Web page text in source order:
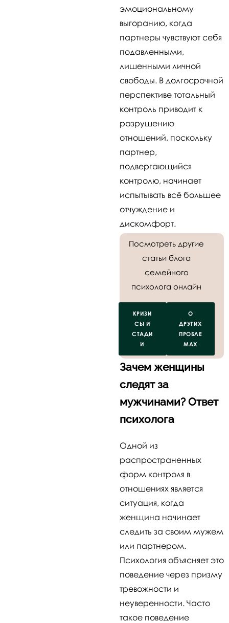
эмоциональному
выгоранию, когда
партнеры чувствуют себя
подавленными,
лишенными личной
свободы. В долгосрочной
перспективе тотальный
контроль приводит к
разрушению
отношений, поскольку
партнер,
подвергающийся
контролю, начинает
испытывать всё большее
отчуждение и
дискомфорт.
Посмотреть другие
статьи блога
семейного
психолога онлайн
КРИЗИ
СЫ И
СТАДИ
И
О
ДРУГИХ
ПРОБЛЕ
МАХ
Зачем женщины
следят за
мужчинами? Ответ
психолога
Одной из
распространенных
форм контроля в
отношениях является
ситуация, когда
женщина начинает
следить за своим мужем
или партнером.
Психология объясняет это
поведение через призму
тревожности и
неуверенности. Часто
такое поведение